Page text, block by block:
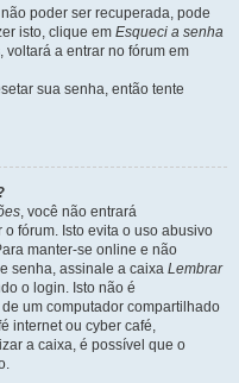
poder ser recuperada, pode
isto, clique em Esqueci a senha
a entrar no fórum em
sua senha, então tente
, você não entrará
fórum. Isto evita o uso abusivo
manter-se online e não
senha, assinale a caixa Lembrar
o login. Isto não é
um computador compartilhado
internet ou cyber café,
a caixa, é possível que o